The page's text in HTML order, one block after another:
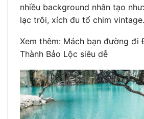
nhiều background nhân tạo
lạc trôi, xích đu tổ chim
Xem thêm: Mách bạn đường đi
Thành Bảo Lộc siêu dễ